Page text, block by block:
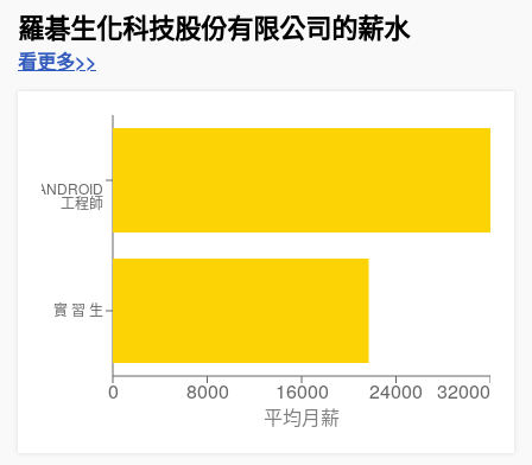
羅碁生化科技股份有限公司的薪水
看更多>>
0 8000 16000 24000 32000
平均月薪
ANDROID
工程師
實 習 生